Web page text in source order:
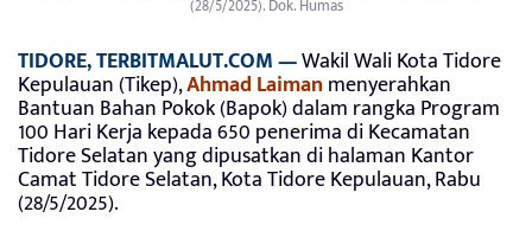
(28/5/2025). Dok. Humas
TIDORE, TERBITMALUT.COM —Wakil Wali Kota Tidore
Kepulauan (Tikep),Ahmad Laiman menyerahkan
Bantuan Bahan Pokok (Bapok) dalam rangka Program
100 Hari Kerja kepada 650 penerima di Kecamatan
Tidore Selatan yang dipusatkan di halaman Kantor
Camat Tidore Selatan, Kota Tidore Kepulauan, Rabu
(28/5/2025).